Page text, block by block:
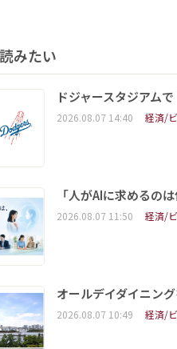
みたい
ドジャースタジアム
2026.08.07 14:40 経済/
「人がAIに求めるの
2026.08.07 11:50 経済/
オールデイダイニン
2026.08.07 10:49 経済/